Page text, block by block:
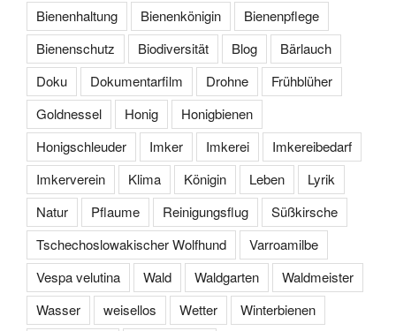
Bienenhaltung
Bienenkönigin
Bienenpflege
Bienenschutz
Biodiversität Blog
Bärlauch
Doku
Dokumentarfilm Drohne
Frühblüher
Goldnessel
Honig
Honigbienen
Honigschleuder
Imker Imkerei
Imkereibedarf
Imkerverein
Klima Königin Leben
Lyrik
Natur
Pflaume Reinigungsflug
Süßkirsche
Tschechoslowakischer Wolfhund
Varroamilbe
Vespa velutina
Wald Waldgarten
Waldmeister
Wasser
weisellos Wetter
Winterbienen